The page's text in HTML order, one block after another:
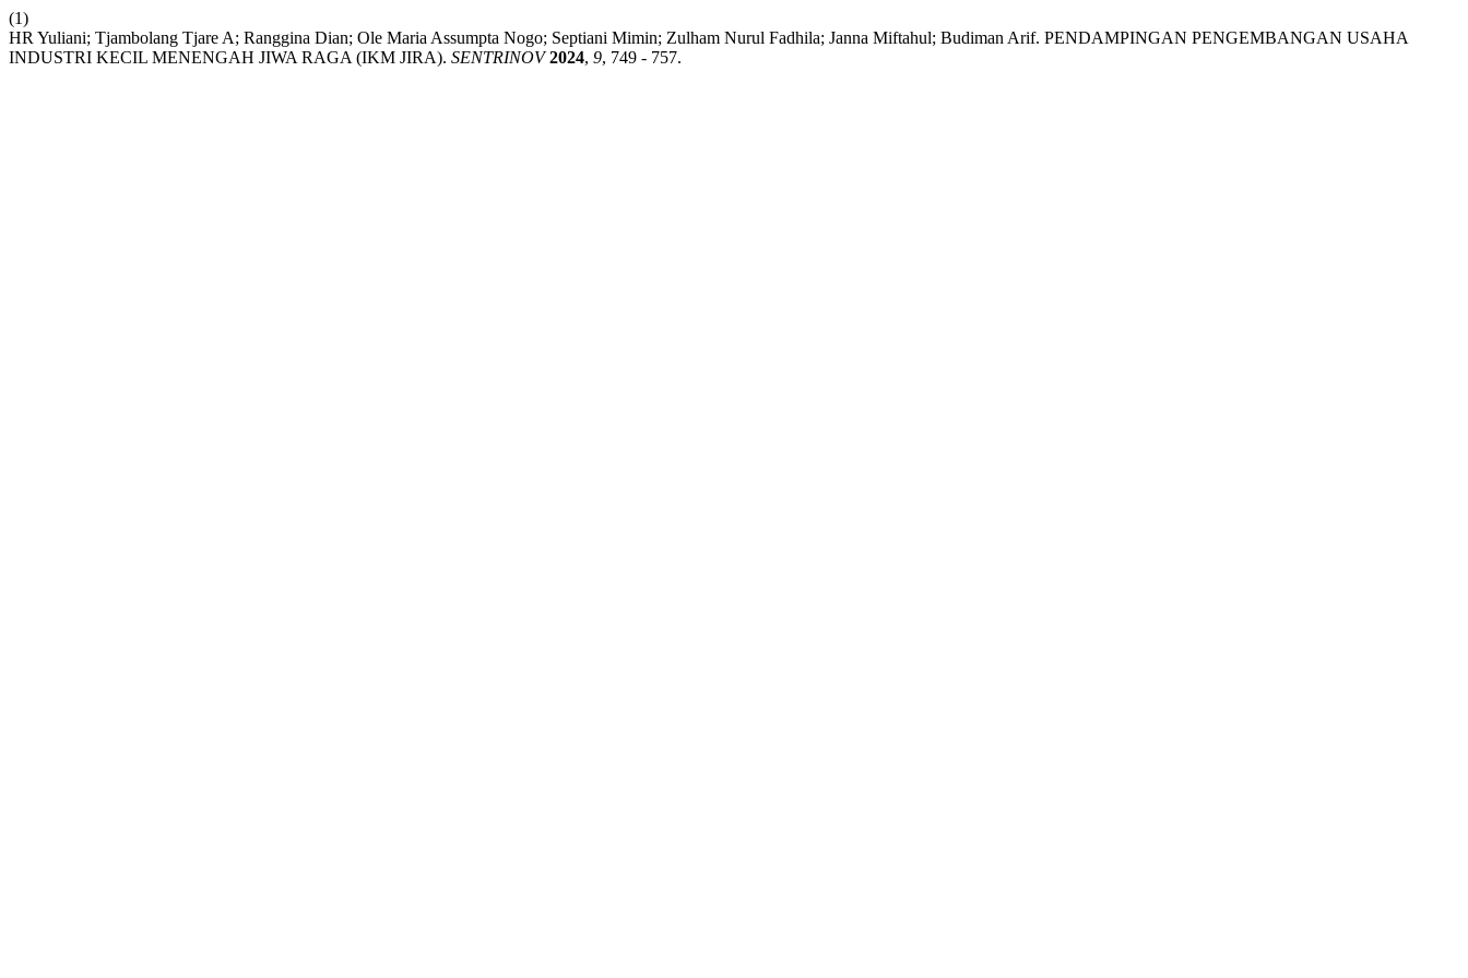
(1)
HR Yuliani; Tjambolang Tjare A; Ranggina Dian; Ole Maria Assumpta Nogo; Septiani Mimin; Zulham Nurul Fadhila; Janna Miftahul; Budiman Arif. PENDAMPINGAN PENGEMBANGAN USAHA
INDUSTRI KECIL MENENGAH JIWA RAGA (IKM JIRA). SENTRINOV 2024, 9, 749 - 757.